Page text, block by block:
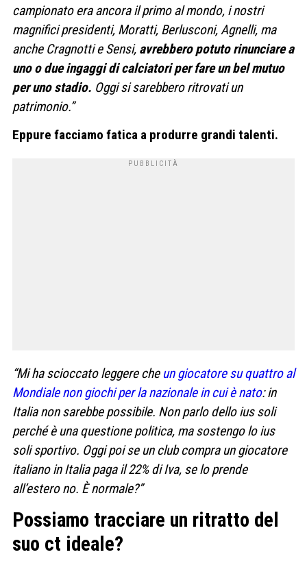
campionato era ancora il primo al mondo, i nostri
magnifici presidenti, Moratti, Berlusconi, Agnelli, ma
anche Cragnotti e Sensi, avrebbero potuto rinunciare a
uno o due ingaggi di calciatori per fare un bel mutuo
per uno stadio. Oggi si sarebbero ritrovati un
patrimonio.”
Eppure facciamo fatica a produrre grandi talenti.
“Mi ha scioccato leggere che un giocatore su quattro al
Mondiale non giochi per la nazionale in cui è nato: in
Italia non sarebbe possibile. Non parlo dello ius soli
perché è una questione politica, ma sostengo lo ius
soli sportivo. Oggi poi se un club compra un giocatore
italiano in Italia paga il 22% di Iva, se lo prende
all’estero no. È normale?”
Possiamo tracciare un ritratto del
suo ct ideale?